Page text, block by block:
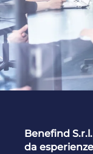
Benefind
da